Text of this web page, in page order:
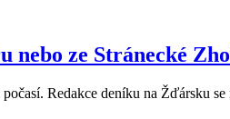
nebo ze Stránecké
Redakce deníku na Žďársku